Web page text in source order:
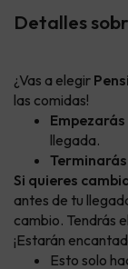
Detalles
¿Vas a elegir
las comidas!
llegada.
Si quieres
antes de tu
cambio. Tendrás
¡Estarán
Esto solo